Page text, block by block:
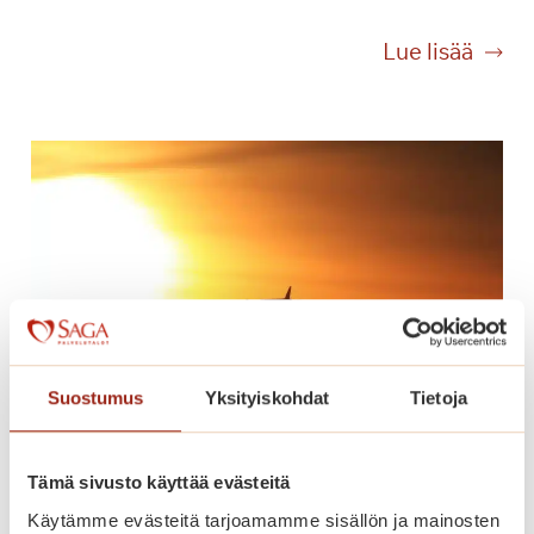
Suostumus Yksityiskohdat Tietoja
Tämä sivusto käyttää evästeitä
Käytämme evästeitä tarjoamamme sisällön ja mainosten
Lue lisää
B
g
u
h
ä
Lomaonnea